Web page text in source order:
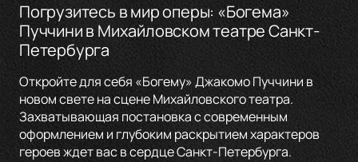
Погрузитесь в мир оперы: «Богема»
Пуччини в Михайловском театре Санкт-
Петербурга
Откройте для себя «Богему» Джакомо Пуччини в
новом свете на сцене Михайловского театра.
Захватывающая постановка с современным
оформлением и глубоким раскрытием характеров
героев ждет вас в сердце Санкт-Петербурга.